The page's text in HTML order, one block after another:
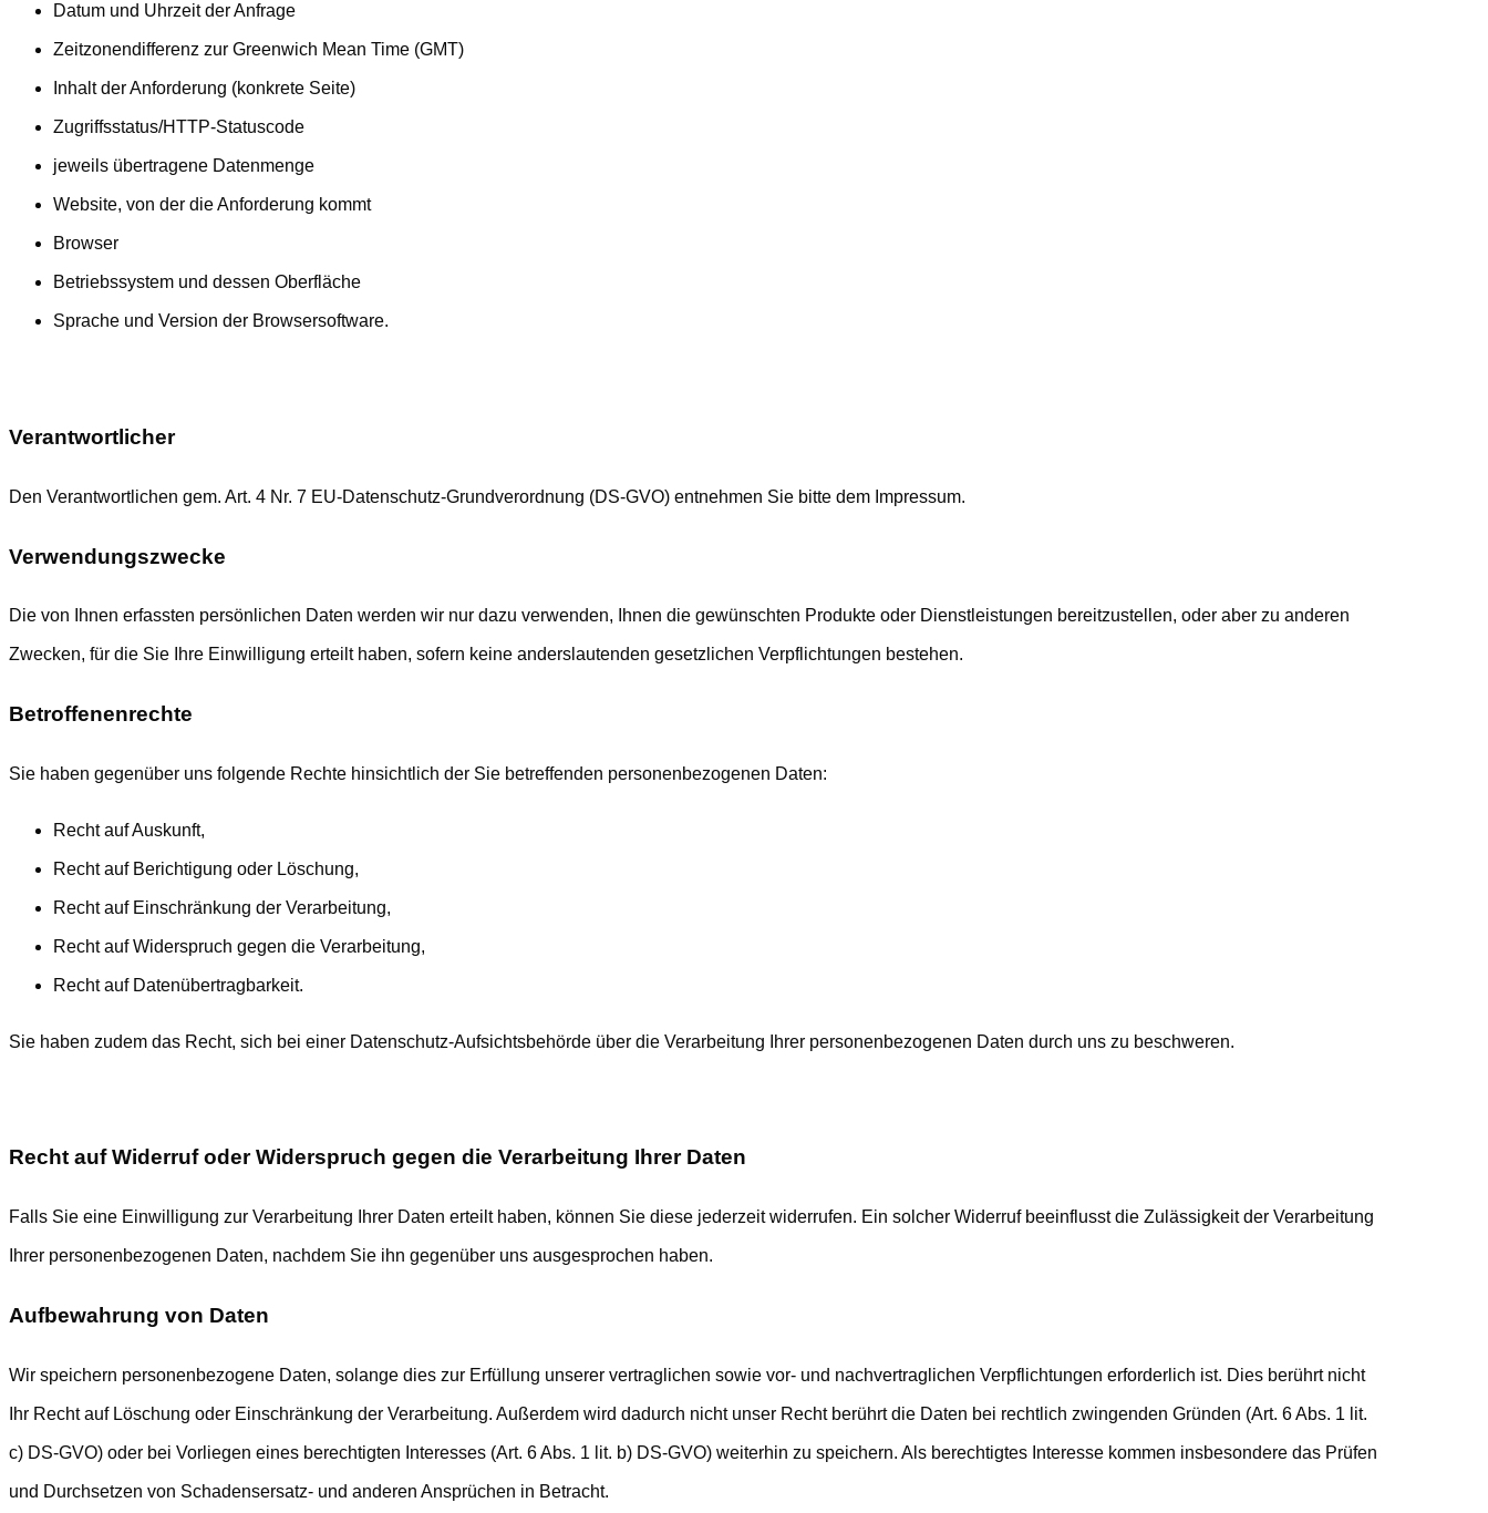
Datum und Uhrzeit der Anfrage
Zeitzonendifferenz zur Greenwich Mean Time (GMT)
Inhalt der Anforderung (konkrete Seite)
Zugriffsstatus/HTTP-Statuscode
jeweils übertragene Datenmenge
Website, von der die Anforderung kommt
Browser
Betriebssystem und dessen Oberfläche
Sprache und Version der Browsersoftware.
Verantwortlicher
Den Verantwortlichen gem. Art. 4 Nr. 7 EU-Datenschutz-Grundverordnung (DS-GVO) entnehmen Sie bitte dem Impressum.
Verwendungszwecke
Die von Ihnen erfassten persönlichen Daten werden wir nur dazu verwenden, Ihnen die gewünschten Produkte oder Dienstleistungen bereitzustellen, oder aber zu anderen
Zwecken, für die Sie Ihre Einwilligung erteilt haben, sofern keine anderslautenden gesetzlichen Verpflichtungen bestehen.
Betroffenenrechte
Sie haben gegenüber uns folgende Rechte hinsichtlich der Sie betreffenden personenbezogenen Daten:
Recht auf Auskunft,
Recht auf Berichtigung oder Löschung,
Recht auf Einschränkung der Verarbeitung,
Recht auf Widerspruch gegen die Verarbeitung,
Recht auf Datenübertragbarkeit.
Sie haben zudem das Recht, sich bei einer Datenschutz-Aufsichtsbehörde über die Verarbeitung Ihrer personenbezogenen Daten durch uns zu beschweren.
Recht auf Widerruf oder Widerspruch gegen die Verarbeitung Ihrer Daten
Falls Sie eine Einwilligung zur Verarbeitung Ihrer Daten erteilt haben, können Sie diese jederzeit widerrufen. Ein solcher Widerruf beeinflusst die Zulässigkeit der Verarbeitung
Ihrer personenbezogenen Daten, nachdem Sie ihn gegenüber uns ausgesprochen haben.
Aufbewahrung von Daten
Wir speichern personenbezogene Daten, solange dies zur Erfüllung unserer vertraglichen sowie vor- und nachvertraglichen Verpflichtungen erforderlich ist. Dies berührt nicht
Ihr Recht auf Löschung oder Einschränkung der Verarbeitung. Außerdem wird dadurch nicht unser Recht berührt die Daten bei rechtlich zwingenden Gründen (Art. 6 Abs. 1 lit.
c) DS-GVO) oder bei Vorliegen eines berechtigten Interesses (Art. 6 Abs. 1 lit. b) DS-GVO) weiterhin zu speichern. Als berechtigtes Interesse kommen insbesondere das Prüfen
und Durchsetzen von Schadensersatz- und anderen Ansprüchen in Betracht.